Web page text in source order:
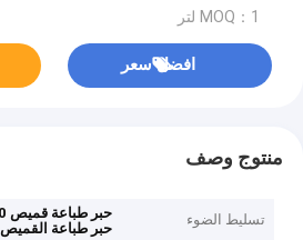
MOQ：1 لتر
افضل سعر
منتوج وصف
تسليط الضوء حبر طباعة قميص 1000 مل
حبر طباعة القميص